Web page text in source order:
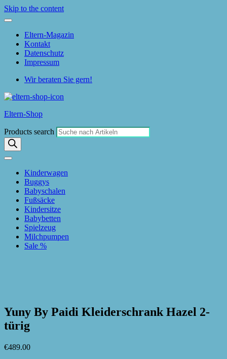
Skip to the content
Eltern-Magazin
Kontakt
Datenschutz
Impressum
Wir beraten Sie gern!
Eltern-Shop
Products search
Kinderwagen
Buggys
Babyschalen
Fußsäcke
Kindersitze
Babybetten
Spielzeug
Milchpumpen
Sale %
Yuny By Paidi Kleiderschrank Hazel 2-
türig
€489.00